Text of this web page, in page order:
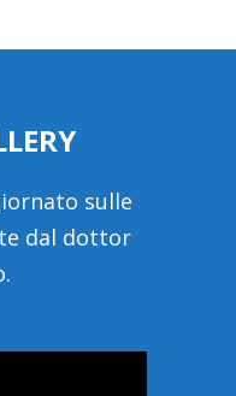
sulle
dal dottor